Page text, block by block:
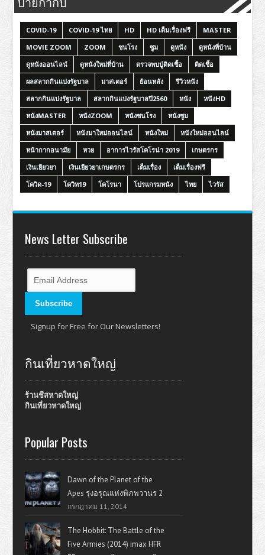
COVID-19 COVID-19 ไทย HD HD เต็มเรื่องฟรี
MASTER
MOVIE ZOOM
ZOOM ชนโรง ซูม ดูหนัง
ดูหนังที่บ้าน
ดูหนังออนไลน์
ดูหนังใหม่ที่บ้าน ตรวจพบปู่ติดเชื้อ
ติดเชื้อ
ผลสลากกินแบ่งรัฐบาล
มาสเตอร์ ย้อนหลัง
รีวิวหนัง
สลากกินแบ่งรัฐบาล
สลากกินแบ่งรัฐบาลปี2560 หนัง
หนังHD
หนังMASTER
หนังZOOM หนังชนโรง
หนังซูม
หนังมาสเตอร์
หนังมาใหม่ออนไลน์ หนังใหม่
หนังใหม่ออนไลน์
หน้ากากอนามัย
หวย อาการไวรัสโคโรน่า 2019
เกษตรกร
เงินเยียวยา
เงินเยียวยาเกษตรกร เต็มเรื่อง
เต็มเรื่องฟรี
โควิด-19
โควิท19 โคโรนา โปรแกรมหนัง ไทย ไวรัส
News Letter Subscribe
Signup for Free for Our Newsletters!
กินเที่ยวหาดใหญ่
ร้านชีสหาดใหญ่
กินเที่ยวหาดใหญ่
Popular Posts
Dawn of the Planet of the
Apes รุ่งอรุณแห่งพิภพวานร 2
กรกฎาคม 11, 2014
The Hobbit: The Battle of the
Five Armies (2014) imax HFR